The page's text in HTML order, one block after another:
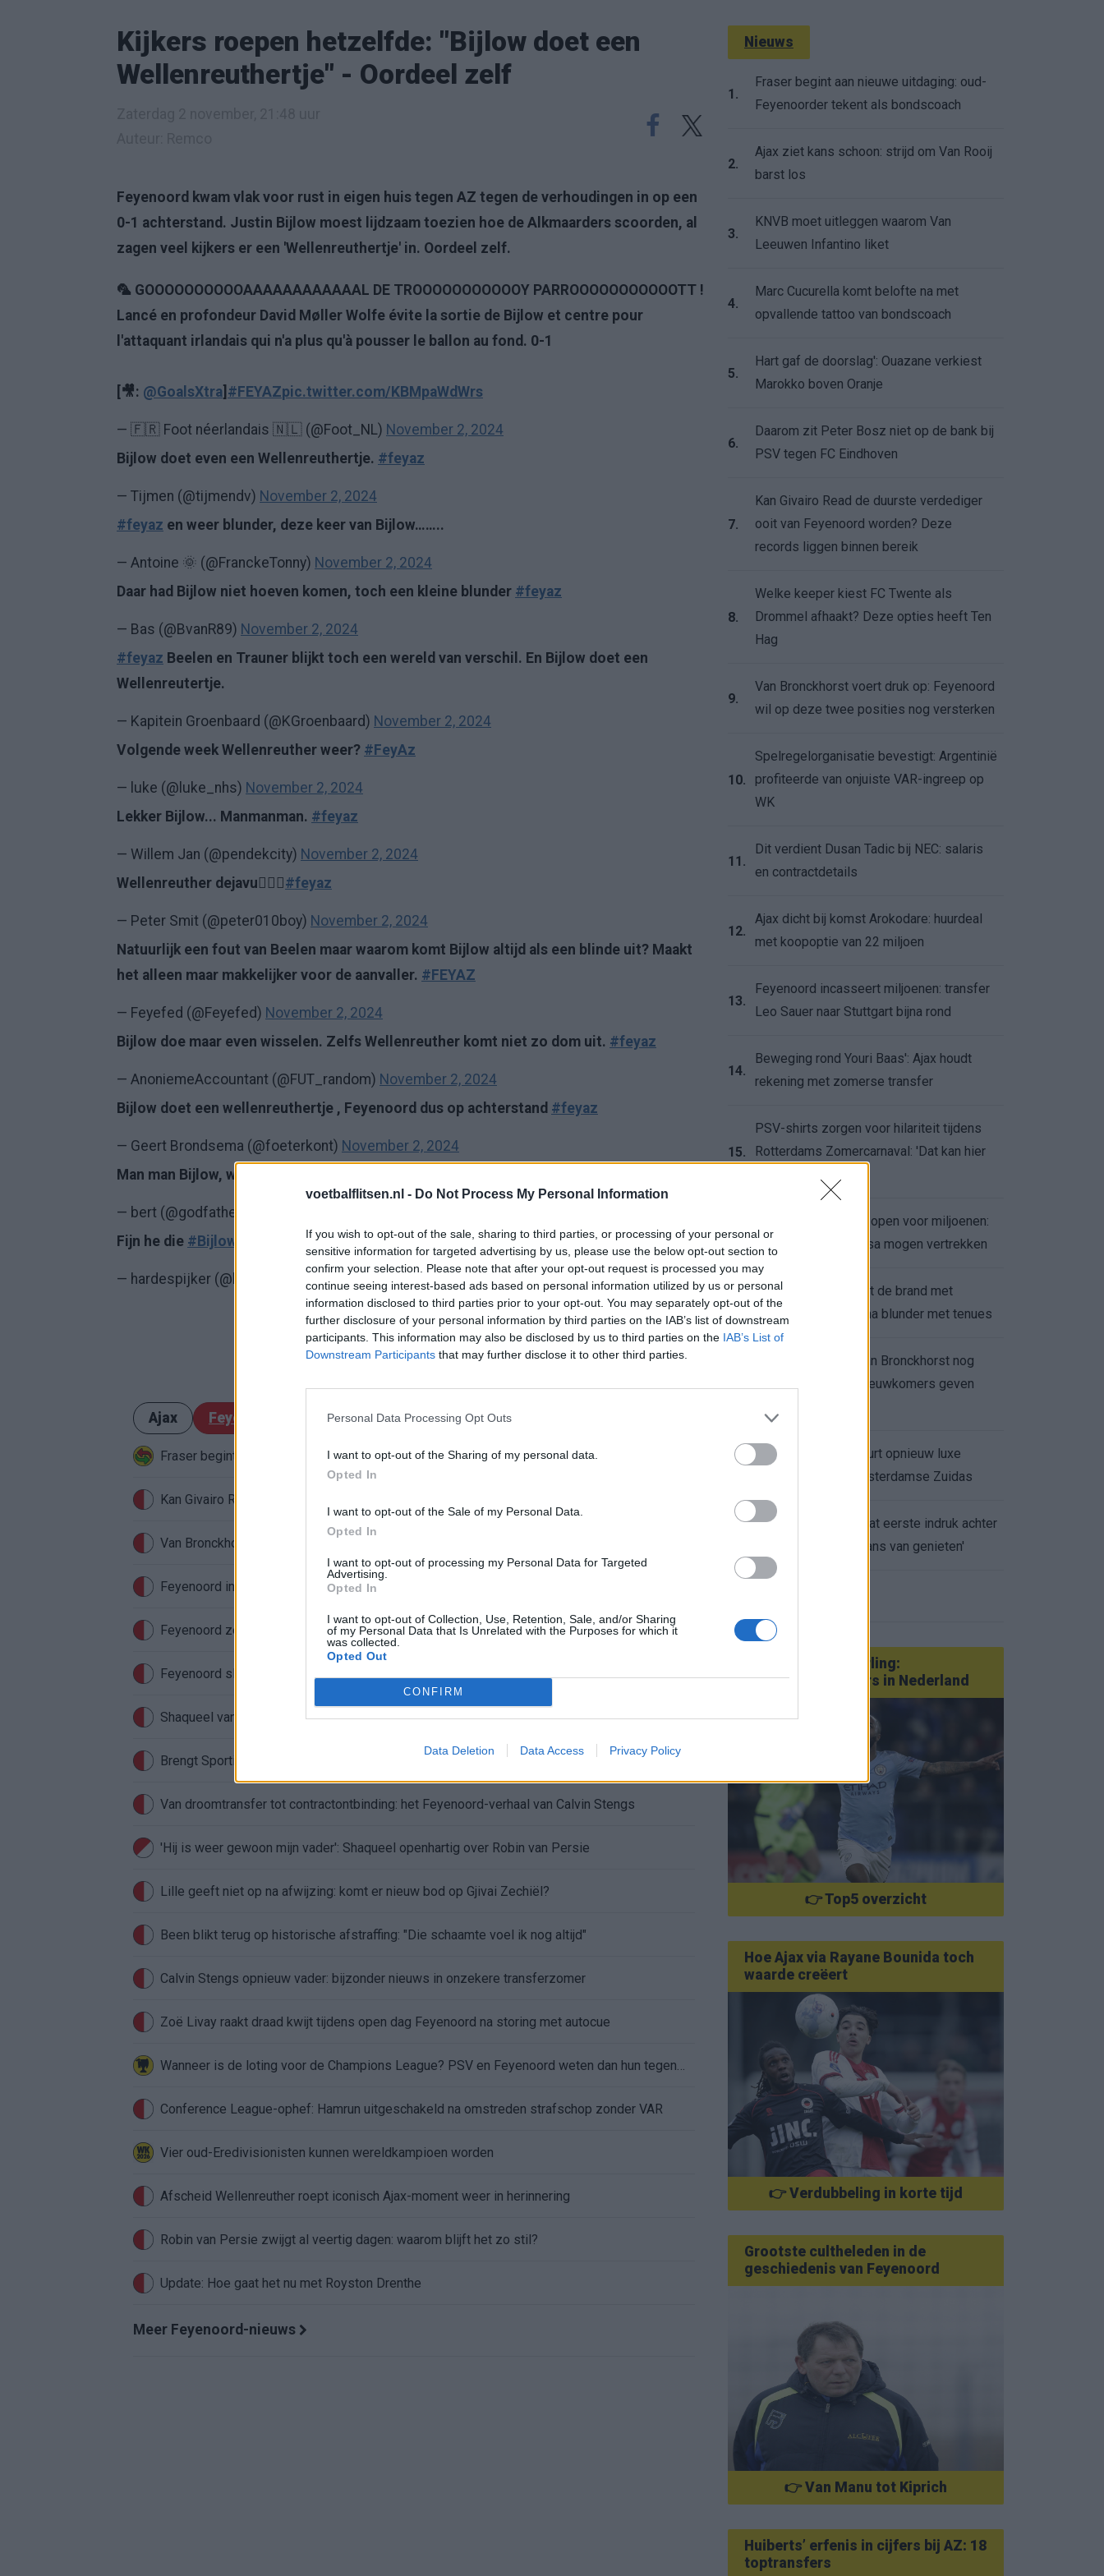
voetbalflitsen.nl - Do Not Process My Personal Information
If you wish to opt-out of the sale, sharing to third parties, or processing of your personal or
sensitive information for targeted advertising by us, please use the below opt-out section to
confirm your selection. Please note that after your opt-out request is processed you may
continue seeing interest-based ads based on personal information utilized by us or personal
information disclosed to third parties prior to your opt-out. You may separately opt-out of the
further disclosure of your personal information by third parties on the IAB’s list of downstream
participants. This information may also be disclosed by us to third parties on the IAB’s List of
Downstream Participants that may further disclose it to other third parties.
Personal Data Processing Opt Outs
I want to opt-out of the Sharing of my personal data.
Opted In
I want to opt-out of the Sale of my Personal Data.
Opted In
I want to opt-out of processing my Personal Data for Targeted
Advertising.
Opted In
I want to opt-out of Collection, Use, Retention, Sale, and/or Sharing
of my Personal Data that Is Unrelated with the Purposes for which it
was collected.
Opted Out
CONFIRM
Data Deletion Data Access Privacy Policy
Kijkers roepen hetzelfde: "Bijlow doet een
Wellenreuthertje" - Oordeel zelf
Feyenoord kwam vlak voor rust in eigen huis tegen AZ tegen de verhoudingen in op een
0-1 achterstand. Justin Bijlow moest lijdzaam toezien hoe de Alkmaarders scoorden, al
zagen veel kijkers er een 'Wellenreuthertje' in. Oordeel zelf.
🦜 GOOOOOOOOOOAAAAAAAAAAAAL DE TROOOOOOOOOOOY PARROOOOOOOOOOOTT !
Lancé en profondeur David Møller Wolfe évite la sortie de Bijlow et centre pour
l'attaquant irlandais qui n'a plus qu'à pousser le ballon au fond. 0-1
[🎥: @GoalsXtra #FEYAZpic.twitter.com/KBMpaWdWrs
— 🇫🇷 Foot néerlandais 🇳🇱 (@Foot_NL) November 2, 2024
Bijlow doet even een Wellenreuthertje. #feyaz
— Tijmen (@tijmendv) November 2, 2024
#feyaz en weer blunder, deze keer van Bijlow……..
— Antoine 🌞 (@FranckeTonny) November 2, 2024
Daar had Bijlow niet hoeven komen, toch een kleine blunder #feyaz
— Bas (@BvanR89) November 2, 2024
#feyaz Beelen en Trauner blijkt toch een wereld van verschil. En Bijlow doet een
Wellenreutertje.
— Kapitein Groenbaard (@KGroenbaard) November 2, 2024
Volgende week Wellenreuther weer? #FeyAz
— luke (@luke_nhs) November 2, 2024
Lekker Bijlow... Manmanman. #feyaz
— Willem Jan (@pendekcity) November 2, 2024
Wellenreuther dejavu🤦🏼‍♂️ #feyaz
— Peter Smit (@peter010boy) November 2, 2024
Natuurlijk een fout van Beelen maar waarom komt Bijlow altijd als een blinde uit? Maakt
het alleen maar makkelijker voor de aanvaller. #FEYAZ
— Feyefed (@Feyefed) November 2, 2024
Bijlow doe maar even wisselen. Zelfs Wellenreuther komt niet zo dom uit. #feyaz
— AnoniemeAccountant (@FUT_random) November 2, 2024
Bijlow doet een wellenreuthertje , Feyenoord dus op achterstand #feyaz
— Geert Brondsema (@foeterkont) November 2, 2024
Man man Bijlow, wat doe je 🤷‍♂️🤷‍♂️🤡🤡
— bert (@godfatherek)
Fijn he die #Bijlow op doel??? 0-1 AZ!#feyaz
— hardespijker (@hardespijker) November 2, 2024
Ajax Feyenoord PSV
Fraser begint aan nieuwe uitdaging: oud-Feyenoorder tekent als bondscoach
Van Bronckhorst voert druk op: Feyenoord wil op deze twee posities nog versterken
Feyenoord incasseert miljoenen: transfer Leo Sauer naar Stuttgart bijna rond
Feyenoord zet deur open voor miljoenen: Ueda en Hadj Moussa mogen vertrekken
Feyenoord sluit voorbereiding bijna af: dit staat er nog op het programma
Shaqueel van Persie ontkracht geruchten over keuze voor Marokko
Brengt Sporting Portugal Feyenoord in de problemen rond Hadj Moussa?
Van droomtransfer tot contractontbinding: het Feyenoord-verhaal van Calvin Stengs
'Hij is weer gewoon mijn vader': Shaqueel openhartig over Robin van Persie
Lille geeft niet op na afwijzing: komt er nieuw bod op Gjivai Zechiël?
Been blikt terug op historische afstraffing: "Die schaamte voel ik nog altijd"
Calvin Stengs opnieuw vader: bijzonder nieuws in onzekere transferzomer
Zoë Livay raakt draad kwijt tijdens open dag Feyenoord na storing met autocue
Conference League-ophef: Hamrun uitgeschakeld na omstreden strafschop zonder VAR
Vier oud-Eredivisionisten kunnen wereldkampioen worden
Afscheid Wellenreuther roept iconisch Ajax-moment weer in herinnering
Robin van Persie zwijgt al veertig dagen: waarom blijft het zo stil?
Update: Hoe gaat het nu met Royston Drenthe
Meer Feyenoord-nieuws
Nieuws
1.
Fraser begint aan nieuwe uitdaging: oud-
Feyenoorder tekent als bondscoach
2.
Ajax ziet kans schoon: strijd om Van Rooij
barst los
3.
KNVB moet uitleggen waarom Van
Leeuwen Infantino liket
4.
Marc Cucurella komt belofte na met
opvallende tattoo van bondscoach
5.
Hart gaf de doorslag': Ouazane verkiest
Marokko boven Oranje
6.
Daarom zit Peter Bosz niet op de bank bij
PSV tegen FC Eindhoven
7.
Kan Givairo Read de duurste verdediger
ooit van Feyenoord worden? Deze
records liggen binnen bereik
8.
Welke keeper kiest FC Twente als
Drommel afhaakt? Deze opties heeft Ten
Hag
9.
Van Bronckhorst voert druk op: Feyenoord
wil op deze twee posities nog versterken
10.
Spelregelorganisatie bevestigt: Argentinië
profiteerde van onjuiste VAR-ingreep op
WK
11.
Dit verdient Dusan Tadic bij NEC: salaris
en contractdetails
12.
Ajax dicht bij komst Arokodare: huurdeal
met koopoptie van 22 miljoen
13.
Feyenoord incasseert miljoenen: transfer
Leo Sauer naar Stuttgart bijna rond
14.
Beweging rond Youri Baas': Ajax houdt
rekening met zomerse transfer
15.
PSV-shirts zorgen voor hilariteit tijdens
Rotterdams Zomercarnaval: 'Dat kan hier
16.
Feyenoord zet deur open voor miljoenen:
Ueda en Hadj Moussa mogen vertrekken
17.
Ajax helpt Burnley uit de brand met
afgeknipte sokken na blunder met tenues
Feyenoord onder Van Bronckhorst nog
altijd ongeslagen: nieuwkomers geven
19.
Hakim Ziyech verhuurt opnieuw luxe
appartement op Amsterdamse Zuidas
Marcos Leonardo laat eerste indruk achter
bij Ajax: 'Hier gaan fans van genieten'
Van Götze tot Sterling:
statementtransfers in Nederland
👉 Top5 overzicht
Hoe Ajax via Rayane Bounida toch
waarde creëert
👉 Verdubbeling in korte tijd
Grootste cultheleden in de
geschiedenis van Feyenoord
👉 Van Manu tot Kiprich
Huiberts’ erfenis in cijfers bij AZ: 18
toptransfers